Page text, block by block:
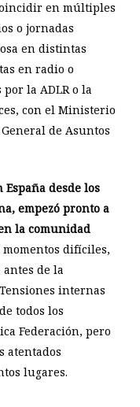
en múltiples
o jornadas
en distintas
en radio o
la ADLR o la
con el Ministerio
de Asuntos
desde los
empezó pronto a
la comunidad
difíciles,
de la
internas
todos los
Federación, pero
atentados
lugares.